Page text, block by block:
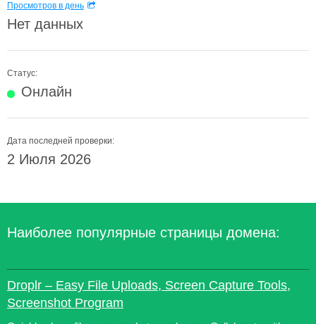
Просмотров в день
Нет данных
Статус:
Онлайн
Дата последней проверки:
2 Июля 2026
Наиболее популярные страницы домена:
Droplr – Easy File Uploads, Screen Capture Tools,
Screenshot Program